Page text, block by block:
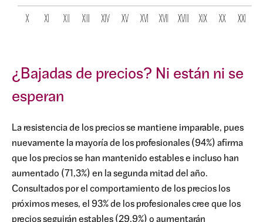
¿Bajadas de precios? Ni están ni se
esperan
La resistencia de los precios se mantiene imparable, pues
nuevamente la mayoría de los profesionales (94%) afirma
que los precios se han mantenido estables e incluso han
aumentado (71,3%) en la segunda mitad del año.
Consultados por el comportamiento de los precios los
próximos meses, el 93% de los profesionales cree que los
precios seguirán estables (29,9%) o aumentarán